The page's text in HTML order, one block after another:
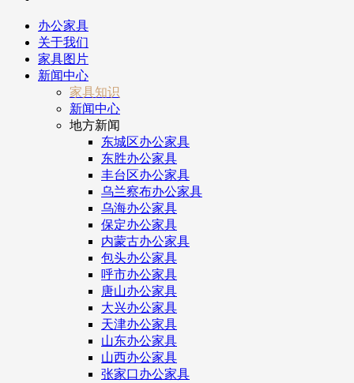
办公家具
关于我们
家具图片
新闻中心
家具知识
新闻中心
地方新闻
东城区办公家具
东胜办公家具
丰台区办公家具
乌兰察布办公家具
乌海办公家具
保定办公家具
内蒙古办公家具
包头办公家具
呼市办公家具
唐山办公家具
大兴办公家具
天津办公家具
山东办公家具
山西办公家具
张家口办公家具